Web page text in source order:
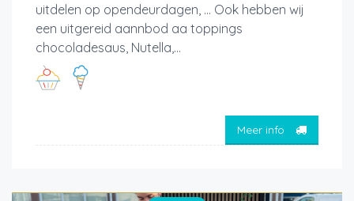
uitdelen op opendeurdagen, ... Ook hebben wij
een uitgereid aannbod aa toppings
chocoladesaus, Nutella,...
Meer info